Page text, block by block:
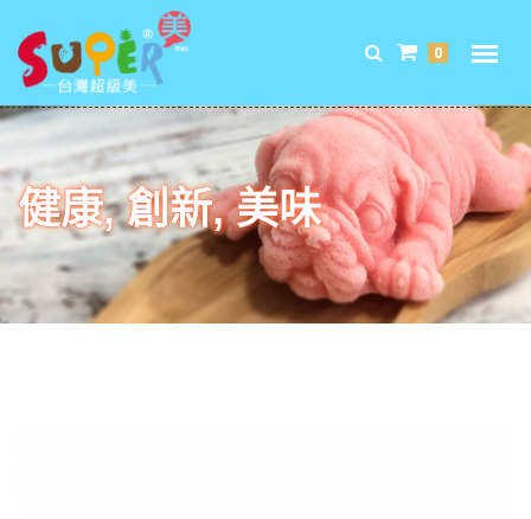
0
健康, 創新, 美味